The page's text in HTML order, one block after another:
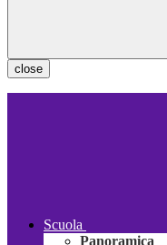
close
Scuola
Panoramica